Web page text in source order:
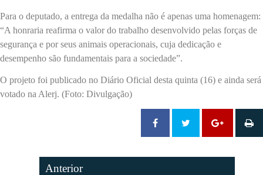
Para o deputado, a entrega da medalha não é apenas uma homenagem:
“A honraria reafirma o valor do trabalho desenvolvido pelas forças de
segurança e por seus animais operacionais, cuja dedicação e
desempenho são fundamentais para a sociedade”.
O projeto foi publicado no Diário Oficial desta quinta (16) e ainda será
votado na Alerj. (Foto: Divulgação)
Anterior